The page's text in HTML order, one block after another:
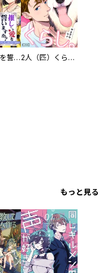
推しへの愛を誓いますか？～アラサー女子、推しは逃げぬが人生逃げる～ 2人（匹）くらし。
もっと見る